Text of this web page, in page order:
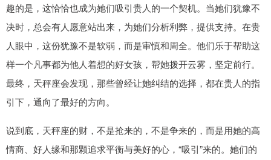
趣的是，这恰恰也成为她们吸引贵人的一个契机。当她们犹豫不
决时，总会有人愿意站出来，为她们分析利弊，提供支持。在贵
人眼中，这份犹豫不是软弱，而是审慎和周全。他们乐于帮助这
样一个凡事都为他人着想的好女孩，帮她拨开云雾，坚定前行。
最终，天秤座会发现，那些曾经让她纠结的选择，都在贵人的指
引下，通向了最好的方向。
说到底，天秤座的财，不是抢来的，不是争来的，而是用她的高
情商、好人缘和那颗追求平衡与美好的心，“吸引”来的。她们的